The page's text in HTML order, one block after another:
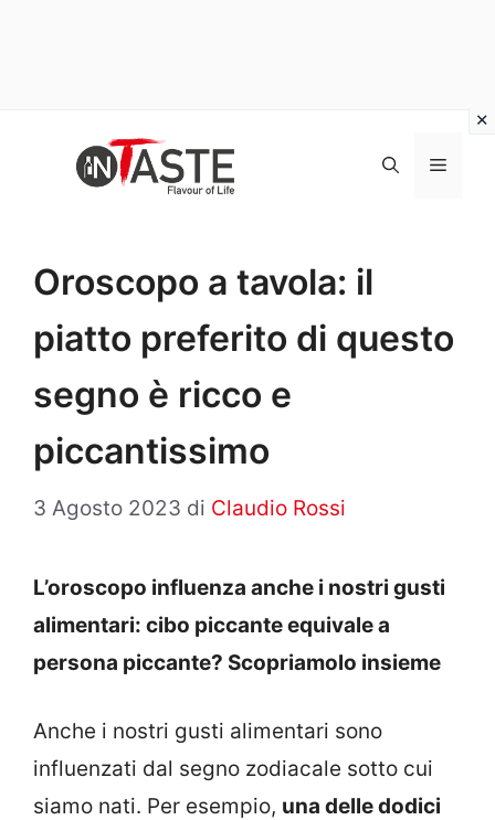
Menu
Oroscopo a tavola: il
piatto preferito di questo
segno è ricco e
piccantissimo
3 Agosto 2023 di Claudio Rossi
L’oroscopo influenza anche i nostri gusti
alimentari: cibo piccante equivale a
persona piccante? Scopriamolo insieme
Anche i nostri gusti alimentari sono
influenzati dal segno zodiacale sotto cui
siamo nati. Per esempio, una delle dodici